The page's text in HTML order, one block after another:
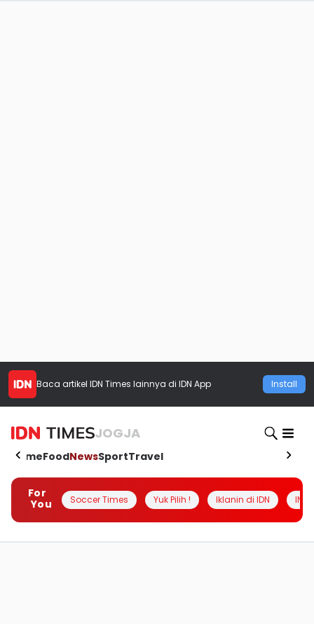
Baca artikel IDN Times lainnya di IDN App Install
JOGJA
HomeFoodNewsSportTravel
For
You
Soccer Times Yuk Pilih ! Iklanin di IDN